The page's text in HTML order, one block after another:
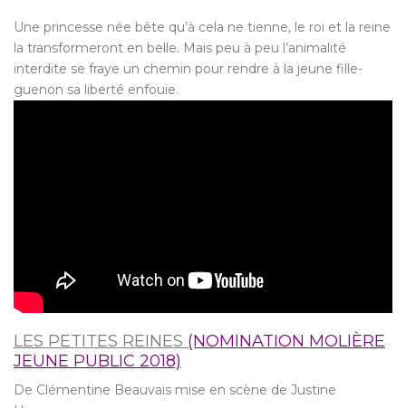
Une princesse née bête qu’à cela ne tienne, le roi et la reine
la transformeront en belle. Mais peu à peu l’animalité
interdite se fraye un chemin pour rendre à la jeune fille-
guenon sa liberté enfouie.
LES PETITES REINES (NOMINATION MOLIÈRE
JEUNE PUBLIC 2018)
De Clémentine Beauvais mise en scène de Justine